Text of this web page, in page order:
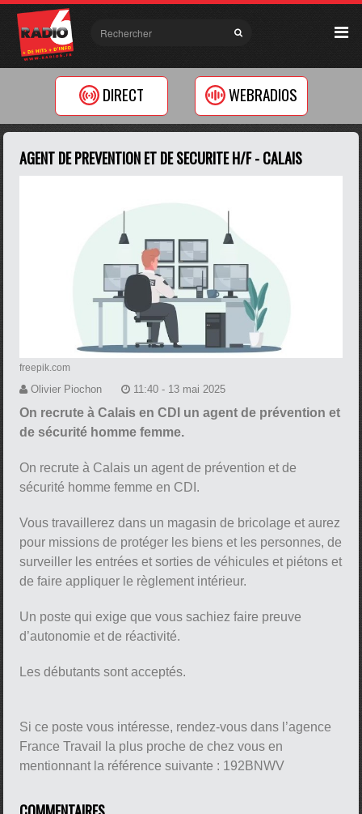
DIRECT WEBRADIOS
AGENT DE PREVENTION ET DE SECURITE H/F - CALAIS
freepik.com
Olivier Piochon 11:40 - 13 mai 2025
On recrute à Calais en CDI un agent de prévention et
de sécurité homme femme.
On recrute à Calais un agent de prévention et de
sécurité homme femme en CDI.
Vous travaillerez dans un magasin de bricolage et aurez
pour missions de protéger les biens et les personnes, de
surveiller les entrées et sorties de véhicules et piétons et
de faire appliquer le règlement intérieur.
Un poste qui exige que vous sachiez faire preuve
d’autonomie et de réactivité.
Les débutants sont acceptés.
Si ce poste vous intéresse, rendez-vous dans l’agence
France Travail la plus proche de chez vous en
mentionnant la référence suivante : 192BNWV